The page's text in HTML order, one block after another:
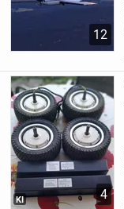
12
4
KI